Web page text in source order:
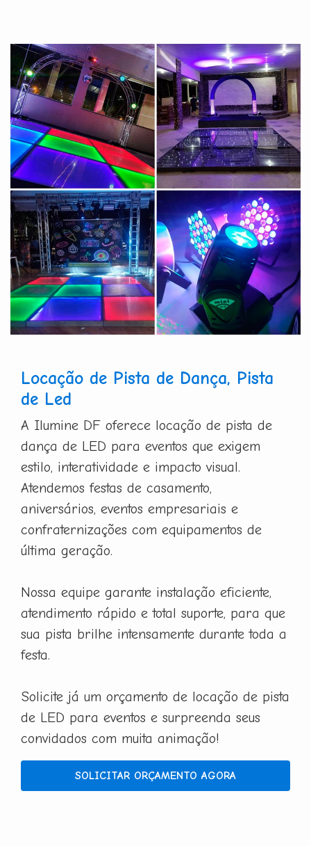
Locação de Pista de Dança, Pista
de Led
A Ilumine DF oferece locação de pista de
dança de LED para eventos que exigem
estilo, interatividade e impacto visual.
Atendemos festas de casamento,
aniversários, eventos empresariais e
confraternizações com equipamentos de
última geração.
Nossa equipe garante instalação eficiente,
atendimento rápido e total suporte, para que
sua pista brilhe intensamente durante toda a
festa.
Solicite já um orçamento de locação de pista
de LED para eventos e surpreenda seus
convidados com muita animação!
SOLICITAR ORÇAMENTO AGORA